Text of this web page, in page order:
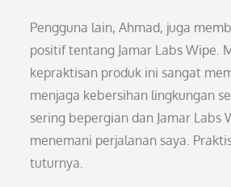
Pengguna lain, Ahmad, juga
positif tentang Jamar Labs Wipe.
kepraktisan produk ini sangat
menjaga kebersihan lingkungan
sering bepergian dan Jamar Labs
menemani perjalanan saya.
tuturnya.